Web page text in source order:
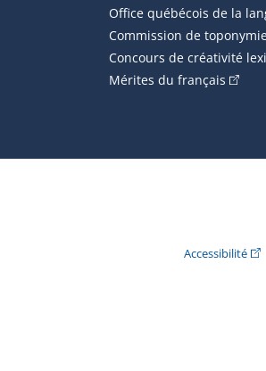
Office québécois de la
Commission de
Concours de créativité
Mérites du français (Cet
Accessibilité